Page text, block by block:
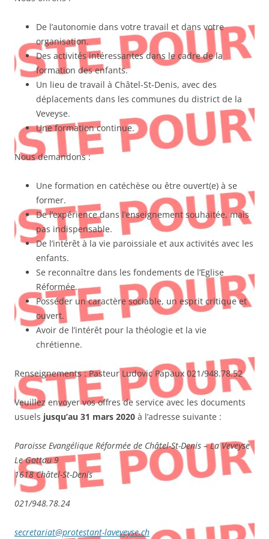
De l’autonomie dans votre travail et dans votre
organisation.
Des activités intéressantes dans le cadre de la
formation des enfants.
Un lieu de travail à Châtel-St-Denis, avec des
déplacements dans les communes du district de la
Veveyse.
Une formation continue.
Nous demandons :
Une formation en catéchèse ou être ouvert(e) à se
former.
De l’expérience dans l’enseignement souhaitée, mais
pas indispensable.
De l’intérêt à la vie paroissiale et aux activités avec les
enfants.
Se reconnaître dans les fondements de l’Eglise
Réformée.
Posséder un caractère sociable, un esprit critique et
ouvert.
Avoir de l’intérêt pour la théologie et la vie
chrétienne.
Renseignements : Pasteur Ludovic Papaux 021/948.78.52
Veuillez envoyer vos offres de service avec les documents
usuels jusqu’au 31 mars 2020 à l’adresse suivante :
Paroisse Evangélique Réformée de Châtel-St-Denis – La Veveyse
Le Gottau 9
1618 Châtel-St-Denis
021/948.78.24
secretariat@protestant-laveveyse.ch